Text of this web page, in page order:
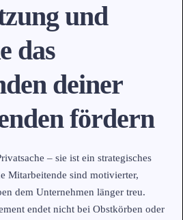
und
das
deiner
fördern
– sie ist ein strategisches
Mitarbeitende sind motivierter,
dem Unternehmen länger treu.
endet nicht bei Obstkörben oder